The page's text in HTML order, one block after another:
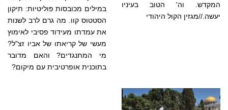
המקדש. וה' הטוב בעיניו
יעשה.//מגזין הקול היהודי
במילים מכובסות פוליטיות: תיקון
הסטטוס קוו. מה גרם לרב לשנות
את עמדתו מעידוד פסיבי לאימוץ
מעשי של קריאתו של אביו זצ"ל?
מי המתנגדים? והאם מדובר
בתוכנית אופרטיבית עם מיקום?